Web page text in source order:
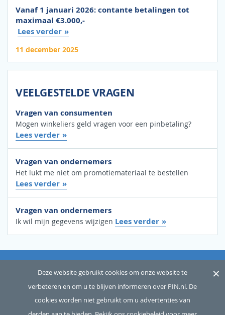
Vanaf 1 januari 2026: contante betalingen tot
maximaal €3.000,-
Lees verder
11 december 2025
VEELGESTELDE VRAGEN
Vragen van consumenten
Mogen winkeliers geld vragen voor een pinbetaling?
Lees verder
Vragen van ondernemers
Het lukt me niet om promotiemateriaal te bestellen
Lees verder
Vragen van ondernemers
Ik wil mijn gegevens wijzigen Lees verder
Copyright © 2026 Betaalvereniging Nederland, alle rechten
OVER ONS SITEMAP WOORDENLIJST CONTACT
DISCLAIMER PRIVACY
Deze website gebruikt cookies om onze website te
verbeteren en om u te blijven informeren over PIN.nl. De
cookies worden niet gebruikt om u advertenties van
×